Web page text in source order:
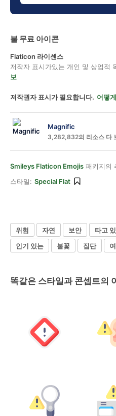
불 무료 아이콘
Flaticon 라이센스
저작자 표시가있는 개인 및 상업적
보
저작권자 표시가 필요합니다. 어떻
Magnific
3,282,832의 리소스 다
Smileys Flaticon Emojis 패키지의
스타일: Special Flat
위험 자연 보안 타고
인기 있는
불꽃 집단
똑같은 스타일과 콘셉트의